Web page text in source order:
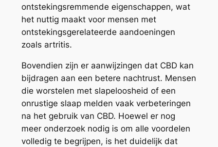
ontstekingsremmende eigenschappen, wat
het nuttig maakt voor mensen met
ontstekingsgerelateerde aandoeningen
zoals artritis.
Bovendien zijn er aanwijzingen dat CBD kan
bijdragen aan een betere nachtrust. Mensen
die worstelen met slapeloosheid of een
onrustige slaap melden vaak verbeteringen
na het gebruik van CBD. Hoewel er nog
meer onderzoek nodig is om alle voordelen
volledig te begrijpen, is het duidelijk dat